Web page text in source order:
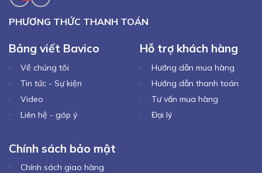
PHƯƠNG THỨC THANH TOÁN
Bảng viết Bavico
Về chúng tôi
Tin tức - Sự kiện
Video
Liên hệ - góp ý
Hỗ trợ khách hàng
Hướng dẫn mua hàng
Hướng dẫn thanh toán
Tư vấn mua hàng
Đại lý
Chính sách bảo mật
Chính sách giao hàng